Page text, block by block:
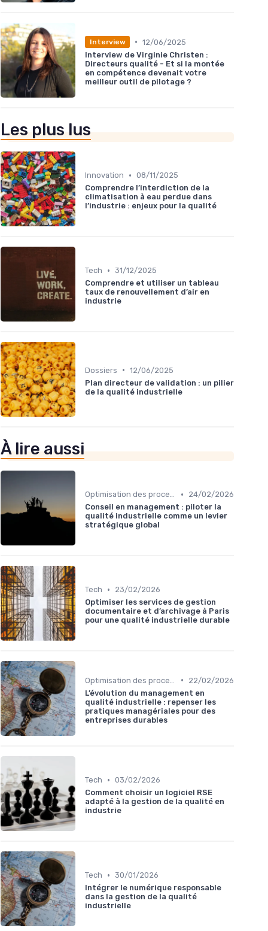
Interview • 12/06/2025
Interview de Virginie Christen :
Directeurs qualité - Et si la montée
en compétence devenait votre
meilleur outil de pilotage ?
Les plus lus
Innovation • 08/11/2025
Comprendre l’interdiction de la
climatisation à eau perdue dans
l’industrie : enjeux pour la qualité
Tech • 31/12/2025
Comprendre et utiliser un tableau
taux de renouvellement d’air en
industrie
Dossiers • 12/06/2025
Plan directeur de validation : un pilier
de la qualité industrielle
À lire aussi
Optimisation des processus •
24/02/2026
Conseil en management : piloter la
qualité industrielle comme un levier
stratégique global
Tech •
23/02/2026
Optimiser les services de gestion
documentaire et d’archivage à Paris
pour une qualité industrielle durable
•
22/02/2026
L’évolution du management en
qualité industrielle : repenser les
pratiques managériales pour des
entreprises durables
Tech • 03/02/2026
Comment choisir un logiciel RSE
adapté à la gestion de la qualité en
industrie
Tech • 30/01/2026
Intégrer le numérique responsable
dans la gestion de la qualité
industrielle